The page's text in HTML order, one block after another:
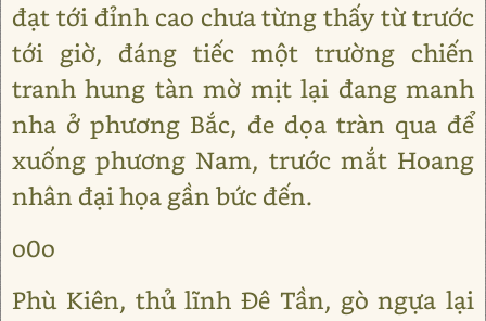
đạt tới đỉnh cao chưa từng thấy từ trước
tới giờ, đáng tiếc một trường chiến
tranh hung tàn mờ mịt lại đang manh
nha ở phương Bắc, đe dọa tràn qua để
xuống phương Nam, trước mắt Hoang
nhân đại họa gần bức đến.
o0o
Phù Kiên, thủ lĩnh Đê Tần, gò ngựa lại